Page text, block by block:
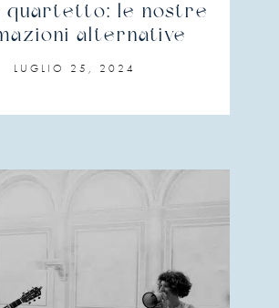
quartetto: le nostre
alternative
LUGLIO 25, 2024